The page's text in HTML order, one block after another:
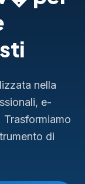
nella
e-
Trasformiamo
di